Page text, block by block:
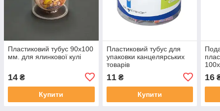
Пластиковий тубус 90х100
мм. для ялинкової кулі
14 ₴
Купити
Пластиковий тубус для
упаковки канцелярських
товарів
11₴
Купити
16